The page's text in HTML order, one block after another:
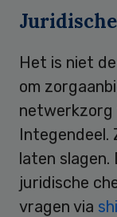
Het is niet
om
netwerkzorg
Integendeel.
laten slagen.
juridische
vragen via